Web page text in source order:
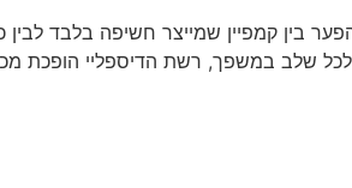
קמפיין שמייצר חשיפה בלבד לבין
שלב במשפך, רשת הדיספליי הופכת